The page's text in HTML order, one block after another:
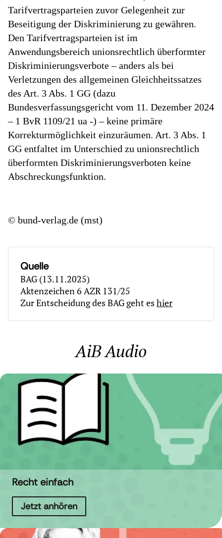
Tarifvertragsparteien zuvor Gelegenheit zur
Beseitigung der Diskriminierung zu gewähren.
Den Tarifvertragsparteien ist im
Anwendungsbereich unionsrechtlich überformter
Diskriminierungsverbote – anders als bei
Verletzungen des allgemeinen Gleichheitssatzes
des Art. 3 Abs. 1 GG (dazu
Bundesverfassungsgericht vom 11. Dezember 2024
– 1 BvR 1109/21 ua -) – keine primäre
Korrekturmöglichkeit einzuräumen. Art. 3 Abs. 1
GG entfaltet im Unterschied zu unionsrechtlich
überformten Diskriminierungsverboten keine
Abschreckungsfunktion.
© bund-verlag.de (mst)
Quelle
BAG (13.11.2025)
Aktenzeichen 6 AZR 131/25
Zur Entscheidung des BAG geht es hier
AiB Audio
Recht einfach
Jetzt anhören